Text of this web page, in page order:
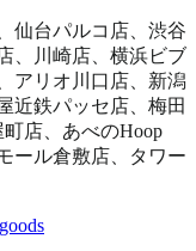
仙台パルコ店、渋谷
、川崎店、横浜ビブ
アリオ川口店、新潟
近鉄パッセ店、梅田
店、あべのHoop
ール倉敷店、タワー